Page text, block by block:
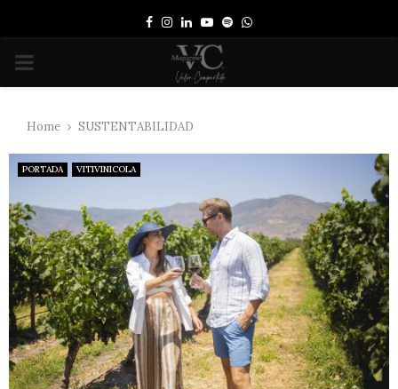
Facebook
Instagram
LinkedinYoutube
SpotifyWhatsapp
PRIMARY
Home SUSTENTABILIDAD
PORTADA VITIVINICOLA